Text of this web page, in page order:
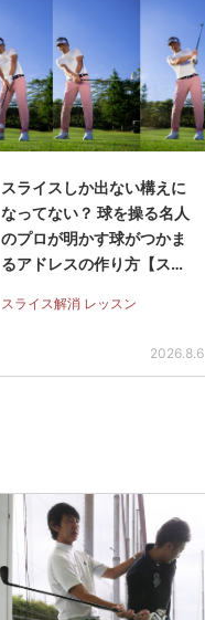
スライスしか出ない構えに
なってない？ 球を操る名人
のプロが明かす球がつかま
るアドレスの作り方【スラ
スライス解消 レッスン
2026.8.6